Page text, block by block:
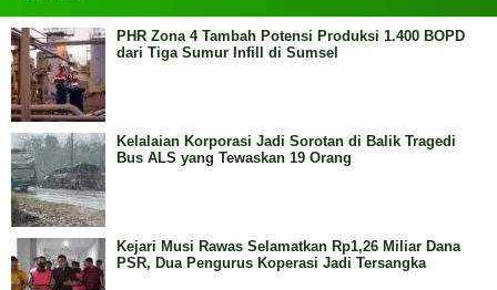
PHR Zona 4 Tambah Potensi Produksi 1.400 BOPD
dari Tiga Sumur Infill di Sumsel
Kelalaian Korporasi Jadi Sorotan di Balik Tragedi
Bus ALS yang Tewaskan 19 Orang
Kejari Musi Rawas Selamatkan Rp1,26 Miliar Dana
PSR, Dua Pengurus Koperasi Jadi Tersangka